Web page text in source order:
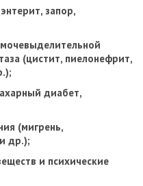
запор,
(цистит, пиелонефрит,
диабет,
(мигрень,
др.);
и психические